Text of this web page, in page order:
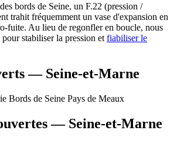
bords de Seine, un F.22 (pression /
trahit fréquemment un vase d'expansion en
fuite. Au lieu de regonfler en boucle, nous
stabiliser la pression et fiabiliser le
— Seine-et-Marne
Bords de Seine Pays de Meaux
— Seine-et-Marne